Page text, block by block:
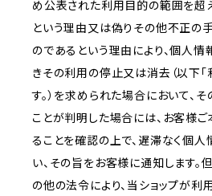
め公表された利用目的の範囲を超
という理由又は偽りその他不正の
のであるという理由により、個人
きその利用の停止又は消去（以下「
す。）を求められた場合において、
ことが判明した場合には、お客様
ることを確認の上で、遅滞なく個
い、その旨をお客様に通知します。
の他の法令により、当ショップが